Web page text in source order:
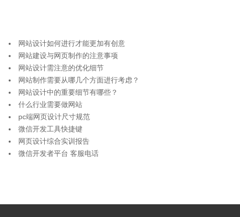
网站设计如何进行才能更加有创意
网站建设与网页制作的注意事项
网站设计需注意的优化细节
网站制作需要从哪几个方面进行考虑？
网站设计中的重要细节有哪些？
什么行业需要做网站
pc端网页设计尺寸规范
微信开发工具快捷键
网页设计综合实训报告
微信开发者平台 客服电话